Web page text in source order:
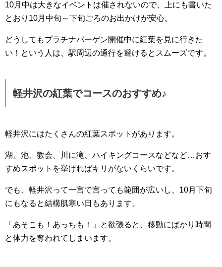
10月中は大きなイベントは催されないので、上にも書いた
とおり10月中旬～下旬ごろのお出かけが安心。
どうしてもプラチナバーゲン開催中に紅葉を見に行きた
い！という人は、駅周辺の通行を避けるとスムーズです。
軽井沢の紅葉でコースのおすすめ♪
軽井沢にはたくさんの紅葉スポットがあります。
湖、池、教会、川に滝、ハイキングコースなどなど…おす
すめスポットを挙げればキリがないくらいです。
でも、軽井沢って一言で言っても範囲が広いし、10月下旬
にもなると結構肌寒い日もあります。
「あそこも！あっちも！」と欲張ると、移動にばかり時間
と体力を奪われてしまいます。